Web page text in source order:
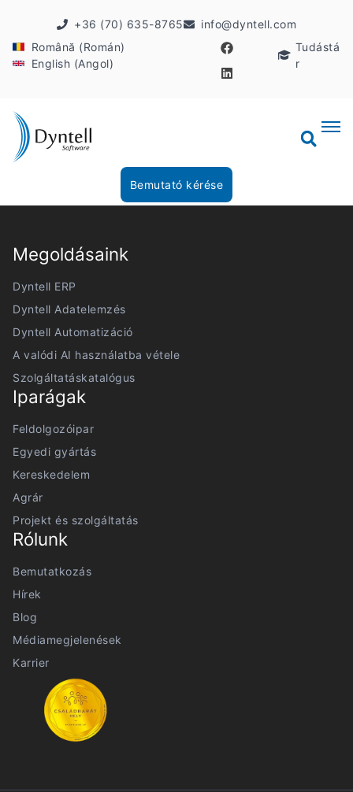
+36 (70) 635-8765
info@dyntell.com
Română (Román)
English (Angol)
Tudástá
r
Bemutató kérése
Megoldásaink
Dyntell ERP
Dyntell Adatelemzés
Dyntell Automatizáció
A valódi AI használatba vétele
Szolgáltatáskatalógus
Iparágak
Feldolgozóipar
Egyedi gyártás
Kereskedelem
Agrár
Projekt és szolgáltatás
Rólunk
Bemutatkozás
Hírek
Blog
Médiamegjelenések
Karrier